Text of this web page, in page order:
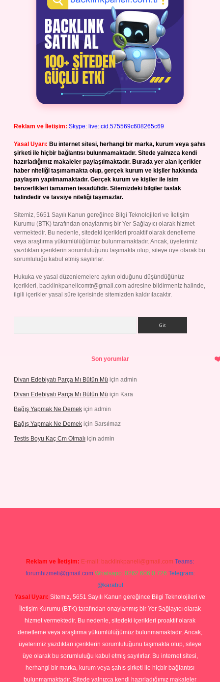
Reklam ve İletişim: Skype: live:.cid.575569c608265c69
Yasal Uyarı: Bu internet sitesi, herhangi bir marka, kurum veya şahıs
şirketi ile hiçbir bağlantısı bulunmamaktadır. Sitede yalnızca kendi
hazırladığımız makaleler paylaşılmaktadır. Burada yer alan içerikler
haber niteliği taşımamakta olup, gerçek kurum ve kişiler hakkında
paylaşım yapılmamaktadır. Gerçek kurum ve kişiler ile isim
benzerlikleri tamamen tesadüfidir. Sitemizdeki bilgiler taslak
halindedir ve tavsiye niteliği taşımazlar.
Sitemiz, 5651 Sayılı Kanun gereğince Bilgi Teknolojileri ve İletişim
Kurumu (BTK) tarafından onaylanmış bir Yer Sağlayıcı olarak hizmet
vermektedir. Bu nedenle, sitedeki içerikleri proaktif olarak denetleme
veya araştırma yükümlülüğümüz bulunmamaktadır. Ancak, üyelerimiz
yazdıkları içeriklerin sorumluluğunu taşımakta olup, siteye üye olarak bu
sorumluluğu kabul etmiş sayılırlar.
Hukuka ve yasal düzenlemelere aykırı olduğunu düşündüğünüz
içerikleri, backlinkpanelicomtr@gmail.com adresine bildirmeniz halinde,
ilgili içerikler yasal süre içerisinde sitemizden kaldırılacaktır.
Son yorumlar
Divan Edebiyatı Parça Mı Bütün Mü için admin
Divan Edebiyatı Parça Mı Bütün Mü için Kara
Bağış Yapmak Ne Demek için admin
Bağış Yapmak Ne Demek için Sarsılmaz
Testis Boyu Kaç Cm Olmalı için admin
Reklam ve İletişim: E-mail: backlinkpaneli@gmail.com Teams:
forumhizmeti@gmail.com Whatsapp: 0262 606 0 726 Telegram:
@karabul
Yasal Uyarı: Sitemiz, 5651 Sayılı Kanun gereğince Bilgi Teknolojileri ve
İletişim Kurumu (BTK) tarafından onaylanmış bir Yer Sağlayıcı olarak
hizmet vermektedir. Bu nedenle, sitedeki içerikleri proaktif olarak
denetleme veya araştırma yükümlülüğümüz bulunmamaktadır. Ancak,
üyelerimiz yazdıkları içeriklerin sorumluluğunu taşımakta olup, siteye
üye olarak bu sorumluluğu kabul etmiş sayılırlar. Bu internet sitesi,
herhangi bir marka, kurum veya şahıs şirketi ile hiçbir bağlantısı
bulunmamaktadır. Sitede yalnızca kendi hazırladığımız makaleler